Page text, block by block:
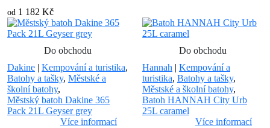
od 1 182 Kč
Do obchodu
Dakine | Kempování a turistika,
Batohy a tašky, Městské a
školní batohy,
Městský batoh Dakine 365
Pack 21L Geyser grey
Více informací
Do obchodu
Hannah | Kempování a
turistika, Batohy a tašky,
Městské a školní batohy,
Batoh HANNAH City Urb
25L caramel
Více informací